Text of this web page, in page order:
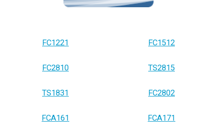
FC1221
FC2810
TS1831
FCA161
FC1512
TS2815
FC2802
FCA171